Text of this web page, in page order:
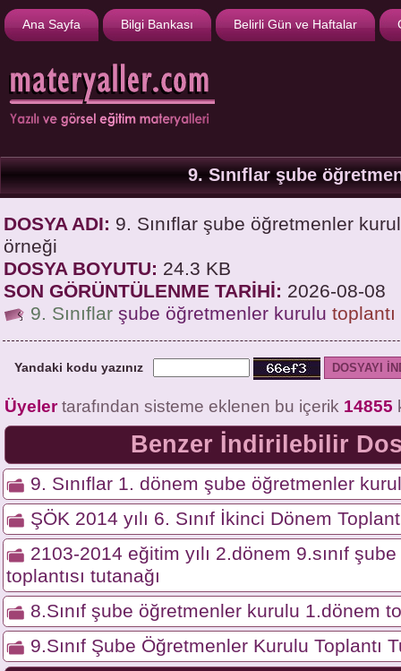
Ana Sayfa Bilgi Bankası Belirli Gün ve Haftalar
9. Sınıflar şube
DOSYA ADI: 9. Sınıflar şube öğretmenler
örneği
DOSYA BOYUTU: 24.3 KB
SON GÖRÜNTÜLENME TARİHİ: 2026-08-08
9. Sınıflar şube öğretmenler kurulu
Yandaki kodu yazınız
Üyelertarafından sisteme eklenen bu içerik 14855
Benzer İndirilebilir
9. Sınıflar 1. dönem şube öğretmenler
ŞÖK 2014 yılı 6. Sınıf İkinci Dönem
2103-2014 eğitim yılı 2.dönem 9.sınıf
toplantısı tutanağı
8.Sınıf şube öğretmenler kurulu 1.dönem
9.Sınıf Şube Öğretmenler Kurulu Toplantı